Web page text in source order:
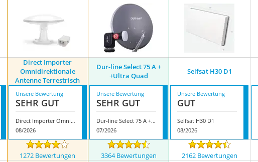
Direct Importer
Omnidirektionale
Antenne Terrestrisch
Dur-line Select 75 A +
+Ultra Quad
Selfsat H30 D1
Unsere Bewertung
SEHR GUT
Direct Importer Omnidirektionale Antenne Terrestrisch
08/2026
Unsere Bewertung
SEHR GUT
Dur-line Select 75 A + +Ultra Quad
07/2026
Unsere Bewertung
GUT
Selfsat H30 D1
08/2026
1272 Bewertungen 3364 Bewertungen 2162 Bewertungen